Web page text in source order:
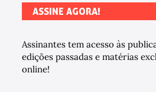
ASSINE AGORA!
Assinantes tem acesso às
edições passadas e matérias
online!